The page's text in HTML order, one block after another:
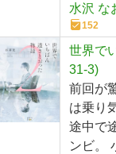
水沢 な
152
世界で
31-3)
前回が
は乗り
途中で
ンビ。